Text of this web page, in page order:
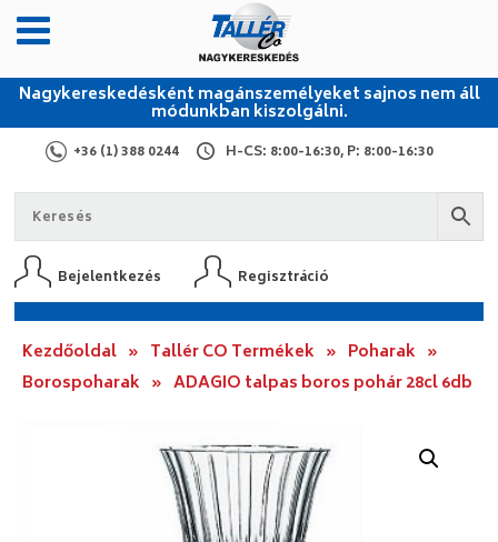
Nagykereskedésként magánszemélyeket sajnos nem áll
módunkban kiszolgálni.
+36 (1) 388 0244 H-CS: 8:00-16:30, P: 8:00-16:30
Bejelentkezés Regisztráció
Kezdőoldal » Tallér CO Termékek » Poharak »
Borospoharak » ADAGIO talpas boros pohár 28cl 6db